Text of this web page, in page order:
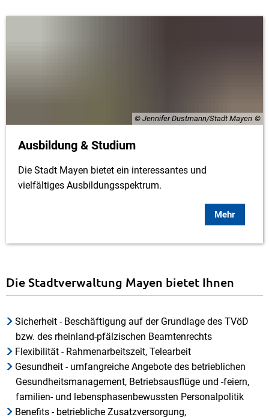
© Jennifer Dustmann/Stadt Mayen
Ausbildung & Studium
Die Stadt Mayen bietet ein interessantes und
vielfältiges Ausbildungsspektrum.
Mehr
Die Stadtverwaltung Mayen bietet Ihnen
Sicherheit - Beschäftigung auf der Grundlage des TVöD
bzw. des rheinland-pfälzischen Beamtenrechts
Flexibilität - Rahmenarbeitszeit, Telearbeit
Gesundheit - umfangreiche Angebote des betrieblichen
Gesundheitsmanagement, Betriebsausflüge und -feiern,
familien- und lebensphasenbewussten Personalpolitik
Benefits - betriebliche Zusatzversorgung,